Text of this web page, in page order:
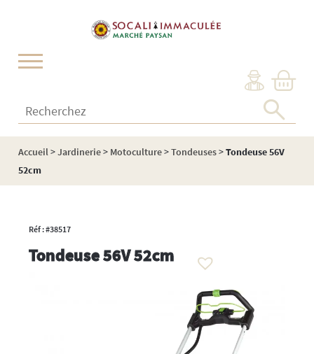
Recherchez :
Accueil>Jardinerie> Motoculture>Tondeuses>Tondeuse 56V
52cm
Réf : #38517
Tondeuse 56V 52cm